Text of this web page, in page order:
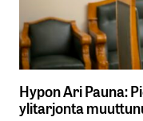
Hypon Ari Pauna:
ylitarjonta